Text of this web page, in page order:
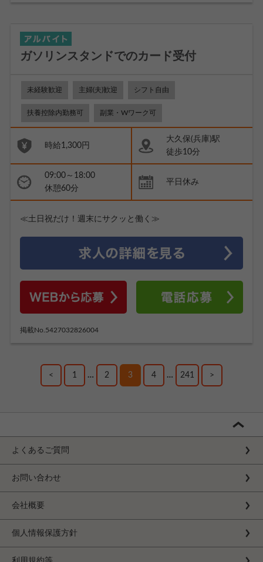
ガソリンスタンドでのカード受付
未経験歓迎 主婦(夫)歓迎 シフト自由
扶養控除内勤務可 副業・Wワーク可
時給1,300円
大久保(兵庫)駅
徒歩10分
09:00～18:00
休憩60分
平日休み
≪土日祝だけ！週末にサクッと働く≫
掲載No.5427032826004
< 1 … 2 3 4 … 241 >
よくあるご質問
お問い合わせ
会社概要
個人情報保護方針